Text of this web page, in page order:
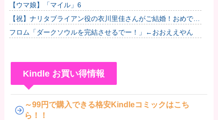
【ウマ娘】「マイル」6
【祝】ナリタブライアン役の衣川里佳さんがご結婚！おめでと
うございます！
フロム「ダークソウルを完結させるでー！」←おおええやん
Kindle お買い得情報
～99円で購入できる格安Kindleコミックはこち
ら！！